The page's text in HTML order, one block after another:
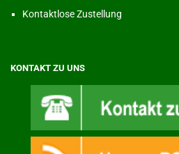
Kontaktlose Zustellung
KONTAKT ZU UNS